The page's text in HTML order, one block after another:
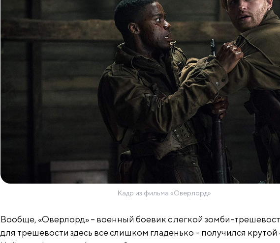
Кадр из фильма «Оверлорд»
Вообще, «Оверлорд» – военный боевик с легкой зомби-
для трешевости здесь все слишком гладенько – получился крутой